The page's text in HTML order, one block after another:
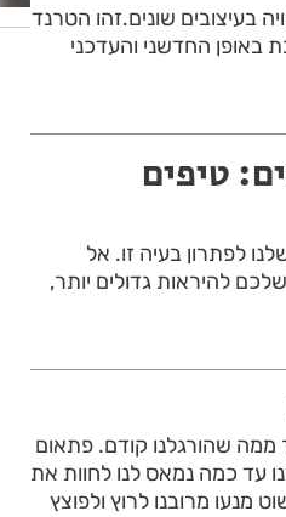
בעיצובים שונים.זהו הטרנד
באופן החדשני והעדכני
טיפים
לפתרון בעיה זו. אל
להיראות גדולים יותר,
ממה שהורגלנו קודם. פתאום
עד כמה נמאס לנו לחוות את
מנעו מרובנו לרוץ ולפוצץ